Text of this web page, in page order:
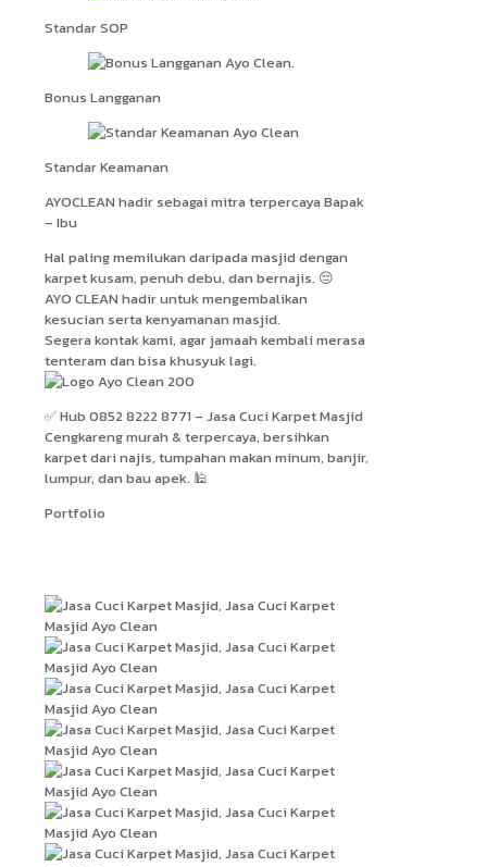
Standar SOP
Bonus Langganan
Standar Keamanan
AYOCLEAN hadir sebagai mitra terpercaya Bapak
– Ibu
Hal paling memilukan daripada masjid dengan
karpet kusam, penuh debu, dan bernajis. 😔
AYO CLEAN hadir untuk mengembalikan
kesucian serta kenyamanan masjid.
Segera kontak kami, agar jamaah kembali merasa
tenteram dan bisa khusyuk lagi.
✅ Hub 0852 8222 8771 – Jasa Cuci Karpet Masjid
Cengkareng murah & terpercaya, bersihkan
karpet dari najis, tumpahan makan minum, banjir,
lumpur, dan bau apek. 🕌
Portfolio